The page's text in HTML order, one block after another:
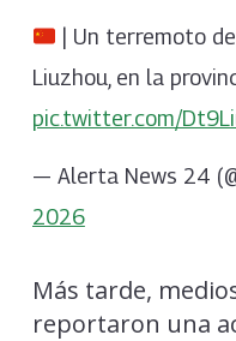
| Un terremoto
Liuzhou, en la
pic.twitter.com/
— Alerta News 24
2026
Más tarde,
reportaron una